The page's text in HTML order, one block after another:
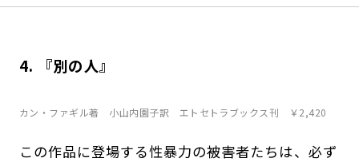
4. 『別の人』
カン・ファギル著 小山内園子訳 エトセトラブックス刊 ￥2,420
この作品に登場する性暴力の被害者たちは、必ず